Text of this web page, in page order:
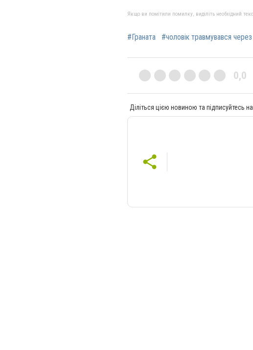
Якщо ви помітили помилку, виділіть необхідний
#Граната #чоловік травмувався
0,0
Діліться цією новиною та підписуйтесь